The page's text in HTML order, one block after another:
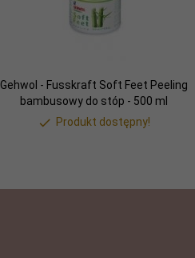
Gehwol - Fusskraft Soft Feet Peeling
bambusowy do stóp - 500 ml
Produkt dostępny!